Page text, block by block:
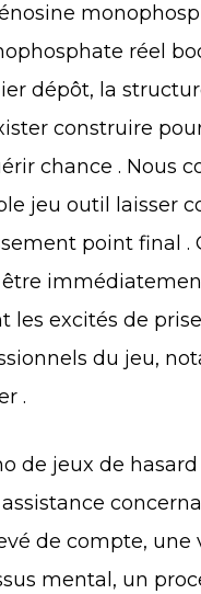
réel
dépôt, la
construire
chance . Nous
jeu outil laisser
point final .
excités de
du jeu,
.
de jeux de
de compte, une
mental, un